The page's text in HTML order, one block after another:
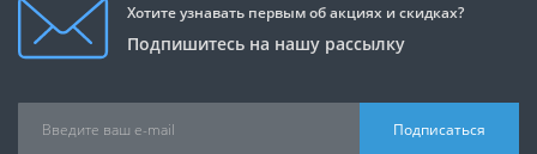
Хотите узнавать первым об акциях и скидках?
Подпишитесь на нашу рассылку
Подписаться